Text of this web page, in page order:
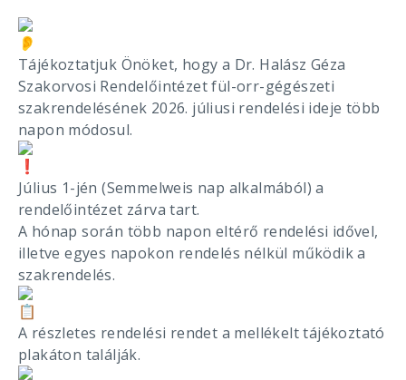
Tájékoztatjuk Önöket, hogy a Dr. Halász Géza
Szakorvosi Rendelőintézet fül-orr-gégészeti
szakrendelésének 2026. júliusi rendelési ideje több
napon módosul.
Július 1-jén (Semmelweis nap alkalmából) a
rendelőintézet zárva tart.
A hónap során több napon eltérő rendelési idővel,
illetve egyes napokon rendelés nélkül működik a
szakrendelés.
A részletes rendelési rendet a mellékelt tájékoztató
plakáton találják.